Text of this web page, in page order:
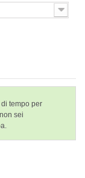
tempo per
sei